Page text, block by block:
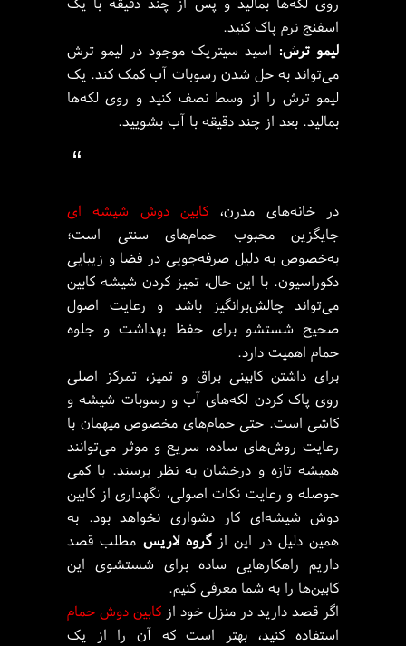
اسفنج نرم پاک کنید.
لیمو ترش: اسید سیتریک موجود در لیمو ترش
می‌تواند به حل شدن رسوبات آب کمک کند. یک
لیمو ترش را از وسط نصف کنید و روی لکه‌ها
بمالید. بعد از چند دقیقه با آب بشویید.
“
در خانه‌های مدرن، کابین دوش شیشه ای
جایگزین محبوب حمام‌های سنتی است؛
به‌خصوص به دلیل صرفه‌جویی در فضا و زیبایی
دکوراسیون. با این حال، تمیز کردن شیشه کابین
می‌تواند چالش‌برانگیز باشد و رعایت اصول
صحیح شستشو برای حفظ بهداشت و جلوه
حمام اهمیت دارد.
برای داشتن کابینی براق و تمیز، تمرکز اصلی
روی پاک کردن لکه‌های آب و رسوبات شیشه و
کاشی است. حتی حمام‌های مخصوص میهمان با
رعایت روش‌های ساده، سریع و موثر می‌توانند
همیشه تازه و درخشان به نظر برسند. با کمی
حوصله و رعایت نکات اصولی، نگهداری از کابین
دوش شیشه‌ای کار دشواری نخواهد بود. به
همین دلیل در این ازگروه لاریس مطلب قصد
داریم راهکارهایی ساده برای شستشوی این
کابین‌ها را به شما معرفی کنیم.
اگر قصد دارید در منزل خود از کابین دوش حمام
استفاده کنید، بهتر است که آن را از یک